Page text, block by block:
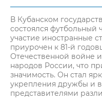
В Кубанском
состоялся футбольный
участие иностранные
приурочен к 81-й
Отечественной войне
народов России, что
значимость. Он стал
укрепления дружбы и
представителями